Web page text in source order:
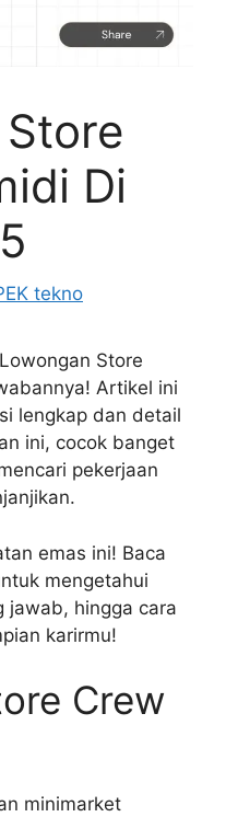
Di
tekno
Store
Artikel ini
lengkap dan detail
ini, cocok banget
pekerjaan
emas ini! Baca
mengetahui
jawab, hingga cara
karirmu!
Crew
minimarket